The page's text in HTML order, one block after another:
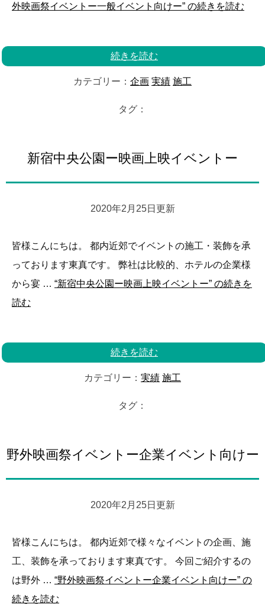
外映画祭イベントー一般イベント向けー” の続きを読む
続きを読む
カテゴリー： 企画 実績 施工
タグ：
新宿中央公園ー映画上映イベントー
2020年2月25日更新
皆様こんにちは。 都内近郊でイベントの施工・装飾を承
っております東真です。 弊社は比較的、ホテルの企業様
から宴 … “新宿中央公園ー映画上映イベントー” の続きを
読む
続きを読む
カテゴリー： 実績 施工
タグ：
野外映画祭イベントー企業イベント向けー
2020年2月25日更新
皆様こんにちは。 都内近郊で様々なイベントの企画、施
工、装飾を承っております東真です。 今回ご紹介するの
は野外 … “野外映画祭イベントー企業イベント向けー” の
続きを読む